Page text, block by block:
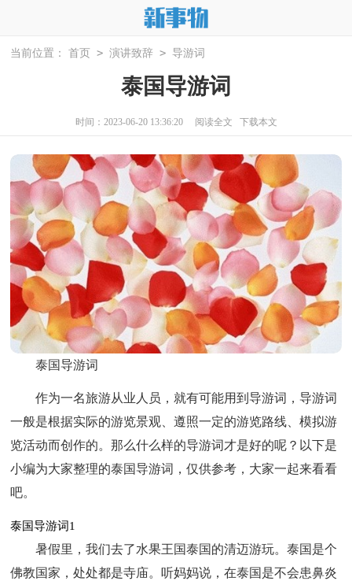
当前位置： 首页 > 演讲致辞 > 导游词
泰国导游词
时间：2023-06-20 13:36:20 阅读全文 下载本文
泰国导游词
作为一名旅游从业人员，就有可能用到导游词，导游词
一般是根据实际的游览景观、遵照一定的游览路线、模拟游
览活动而创作的。那么什么样的导游词才是好的呢？以下是
小编为大家整理的泰国导游词，仅供参考，大家一起来看看
吧。
泰国导游词1
暑假里，我们去了水果王国泰国的清迈游玩。泰国是个
佛教国家，处处都是寺庙。听妈妈说，在泰国是不会患鼻炎